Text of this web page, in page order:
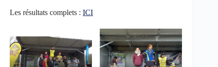
Les résultats complets : ICI